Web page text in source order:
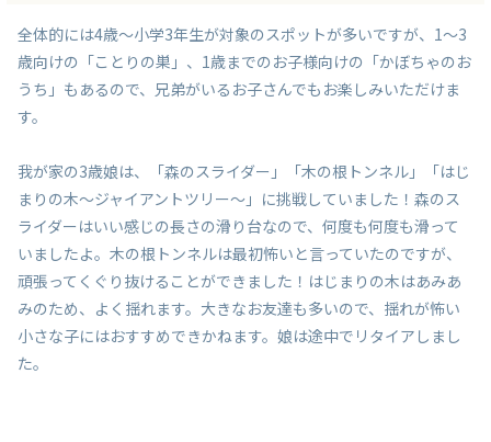
全体的には4歳～小学3年生が対象のスポットが多いですが、1～3
歳向けの「ことりの巣」、1歳までのお子様向けの「かぼちゃのお
うち」もあるので、兄弟がいるお子さんでもお楽しみいただけま
す。
我が家の3歳娘は、「森のスライダー」「木の根トンネル」「はじ
まりの木～ジャイアントツリー～」に挑戦していました！森のス
ライダーはいい感じの長さの滑り台なので、何度も何度も滑って
いましたよ。木の根トンネルは最初怖いと言っていたのですが、
頑張ってくぐり抜けることができました！はじまりの木はあみあ
みのため、よく揺れます。大きなお友達も多いので、揺れが怖い
小さな子にはおすすめできかねます。娘は途中でリタイアしまし
た。